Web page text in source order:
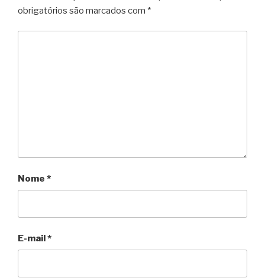
obrigatórios são marcados com *
Nome *
E-mail*